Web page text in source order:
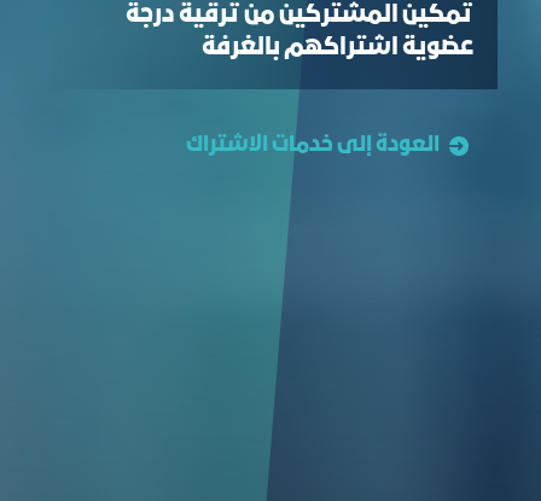
تمكين المشتركين من ترقية درجة
عضوية اشتراكهم بالغرفة
العودة إلى خدمات الاشتراك